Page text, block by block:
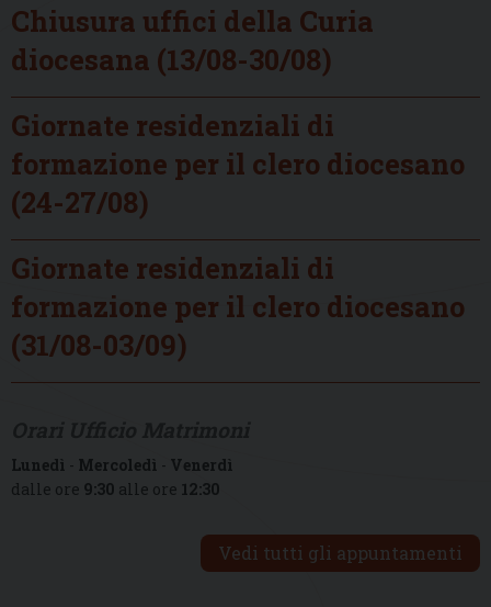
Chiusura uffici della Curia
diocesana (13/08-30/08)
Giornate residenziali di
formazione per il clero diocesano
(24-27/08)
Giornate residenziali di
formazione per il clero diocesano
(31/08-03/09)
Lunedì - Mercoledì - Venerdì
dalle ore 9:30 alle ore 12:30
Vedi tutti gli appuntamenti